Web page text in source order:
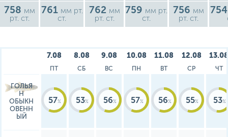
758 мм
рт. ст.
761 мм рт.
ст.
762 мм
рт. ст.
759 мм рт.
ст.
756 мм
рт. ст.
7.08
ПТ
8.08
СБ
9.08
ВС
10.08
ПН
11.08
ВТ
12.08
СР
13.08
ЧТ
ГОЛЬЯ
Н
ОБЫКН
ОВЕНН
ЫЙ
57 53 56 57 56 55 53